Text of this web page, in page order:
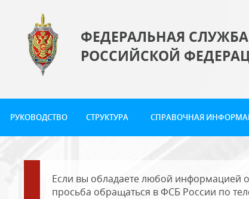
ФЕДЕРАЛЬНАЯ
РОССИЙСКОЙ
РУКОВОДСТВО СТРУКТУРА СПРАВОЧНАЯ
Если вы обладаете любой информацией
просьба обращаться в ФСБ России по